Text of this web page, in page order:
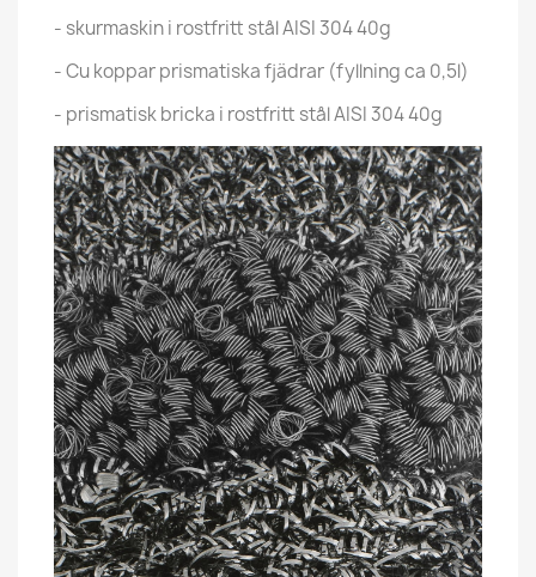
- skurmaskin i rostfritt stål AISI 304 40g
- Cu koppar prismatiska fjädrar (fyllning ca 0,5l)
- prismatisk bricka i rostfritt stål AISI 304 40g